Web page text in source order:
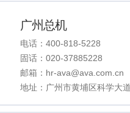
广州总机
电话： 400-818-5228
固话： 020-37885228
邮箱： hr-ava@ava.com.cn
地址：广州市黄埔区科学大